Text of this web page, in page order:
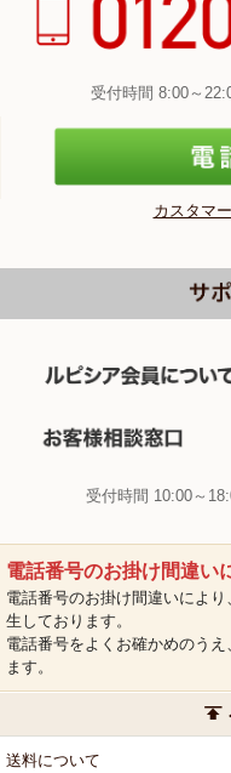
受付時間 8:00～
カスタマ
受付時間 10:00～
電話番号のお掛け間違い
電話番号のお掛け間違いによ
生しております。
電話番号をよくお確かめのう
ます。
送料について